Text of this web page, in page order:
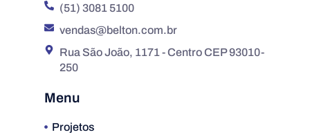
Menu
Projetos
(51) 3081 5100
vendas@belton.com.br
Rua São João, 1171 - Centro CEP 93010-
250